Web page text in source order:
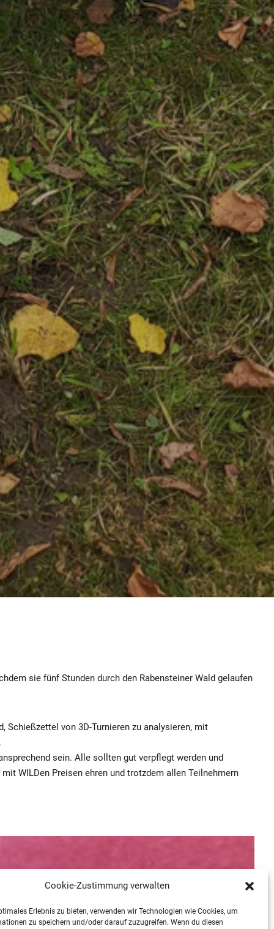
Cookie-Zustimmung verwalten
Erlebnis zu bieten, verwenden wir Technologien wie Cookies, um
zu speichern und/oder darauf zuzugreifen. Wenn du diesen
sie fünf Stunden durch den Rabensteiner Wald gelaufen
Schießzettel von 3D-Turnieren zu analysieren, mit
sein. Alle sollten gut verpflegt werden und
WILDen Preisen ehren und trotzdem allen Teilnehmern